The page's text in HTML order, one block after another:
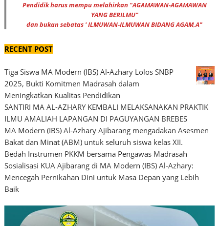
Pendidik harus mempu melahirkan "AGAMAWAN-AGAMAWAN
YANG BERILMU"
dan bukan sebatas ' ILMUWAN-ILMUWAN BIDANG AGAM,A"
RECENT POST
Tiga Siswa MA Modern (IBS) Al-Azhary Lolos SNBP
2025, Bukti Komitmen Madrasah dalam
Meningkatkan Kualitas Pendidikan
SANTIRI MA AL-AZHARY KEMBALI MELAKSANAKAN PRAKTIK
ILMU AMALIAH LAPANGAN DI PAGUYANGAN BREBES
MA Modern (IBS) Al-Azhary Ajibarang mengadakan Asesmen
Bakat dan Minat (ABM) untuk seluruh siswa kelas XII.
Bedah Instrumen PKKM bersama Pengawas Madrasah
Sosialisasi KUA Ajibarang di MA Modern (IBS) Al-Azhary:
Mencegah Pernikahan Dini untuk Masa Depan yang Lebih
Baik